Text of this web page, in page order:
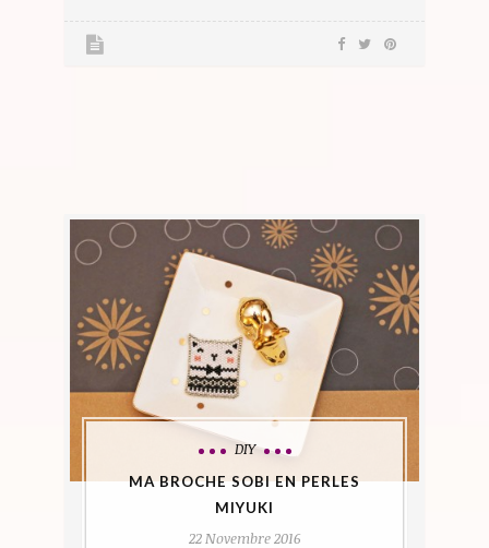
DIY
MA BROCHE SOBI EN PERLES
MIYUKI
22 Novembre 2016